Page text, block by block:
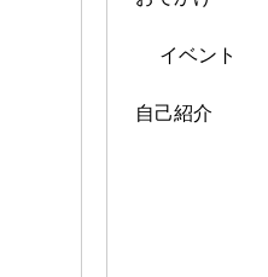
イベント
自己紹介